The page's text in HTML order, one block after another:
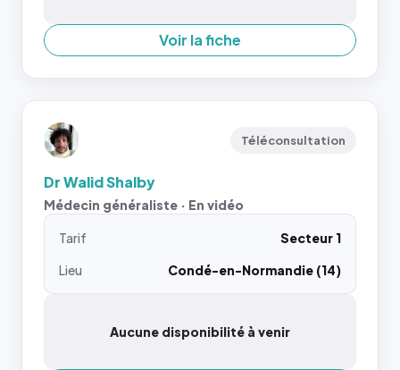
Voir la fiche
Téléconsultation
Dr Walid Shalby
Médecin généraliste · En vidéo
Tarif
Secteur 1
Lieu
Condé-en-Normandie (14)
Aucune disponibilité à venir